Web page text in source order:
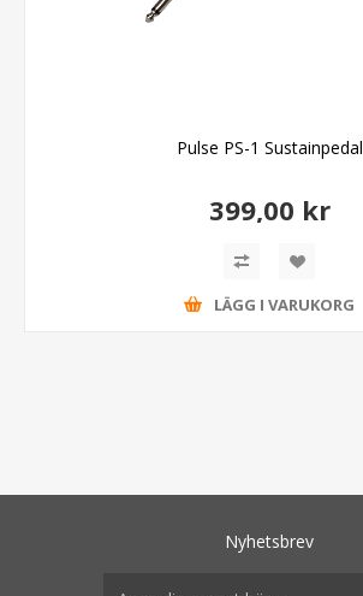
Pulse PS-1 Sustainpedal
399,00 kr
LÄGG I VARUKORG
Nyhetsbrev